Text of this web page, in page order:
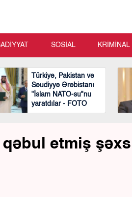
SOSİAL KRİMİNAL
Türkiyə, Pakistan və
Səudiyyə Ərəbistanı
"İslam NATO-su"nu
yaratdılar - FOTO
qəbul etmiş